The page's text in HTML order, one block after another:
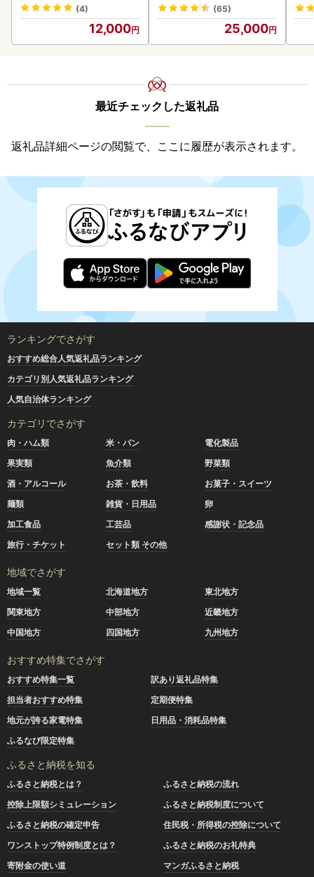
(4)
12,000
(65)
25,000
最近チェックした返礼品
返礼品詳細ページの閲覧で、ここに履歴が表示されます。
ランキングでさがす
おすすめ総合人気返礼品ランキング
カテゴリ別人気返礼品ランキング
人気自治体ランキング
カテゴリでさがす
肉・ハム類 米・パン
電化製品
果実類
魚介類
野菜類
酒・アルコール
お茶・飲料
お菓子・スイーツ
麺類
雑貨・日用品
卵
加工食品
工芸品
感謝状・記念品
旅行・チケット
セット類 その他
地域でさがす
地域一覧 北海道地方
東北地方
関東地方
中部地方
近畿地方
中国地方
四国地方 九州地方
おすすめ特集でさがす
おすすめ特集一覧
訳あり返礼品特集
担当者おすすめ特集
定期便特集
地元が誇る家電特集
日用品・消耗品特集
ふるなび限定特集
ふるさと納税を知る
ふるさと納税とは？
ふるさと納税の流れ
控除上限額シミュレーション
ふるさと納税制度について
ふるさと納税の確定申告
住民税・所得税の控除について
ワンストップ特例制度とは？
ふるさと納税のお礼特典
寄附金の使い道
マンガふるさと納税